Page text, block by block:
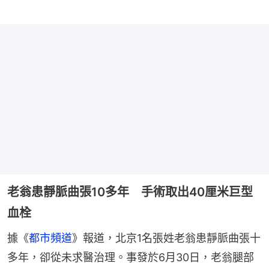
老翁患靜脈曲張10多年 手術取出40厘米巨型
血栓
據《都市頻道》報道，北京1名張姓老翁患靜脈曲張十
多年，卻從未求醫治理。事發於6月30日，老翁腿部